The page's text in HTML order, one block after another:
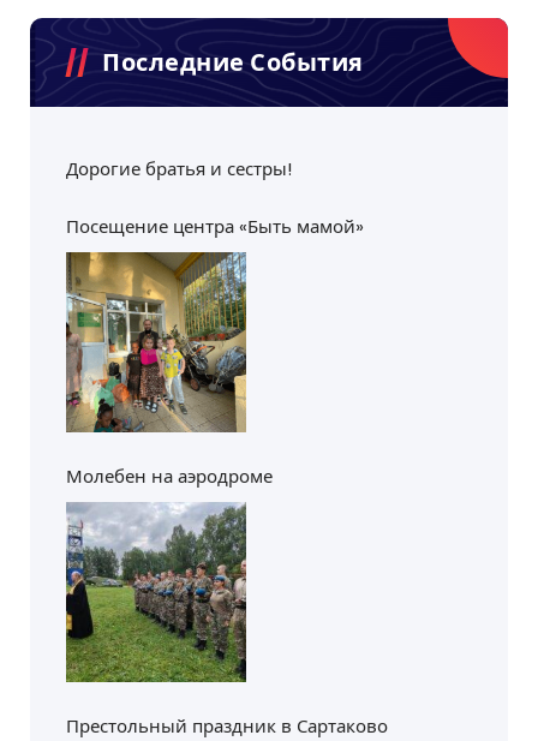
Последние События
Дорогие братья и сестры!
Посещение центра «Быть мамой»
Молебен на аэродроме
Престольный праздник в Сартаково